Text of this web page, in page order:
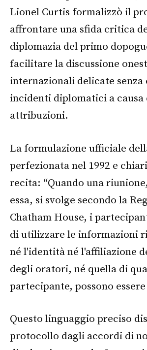
Lionel Curtis formalizzò il
affrontare una sfida critica
diplomazia del primo
facilitare la discussione
internazionali delicate senza
incidenti diplomatici a causa
attribuzioni.
La formulazione ufficiale
perfezionata nel 1992 e
recita: “Quando una
essa, si svolge secondo la
Chatham House, i
di utilizzare le informazioni
né l'identità né l'affiliazione
degli oratori, né quella di
partecipante, possono
Questo linguaggio preciso
protocollo dagli accordi di